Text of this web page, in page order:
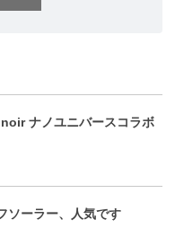
ナノユニバースコラボ
ソーラー、人気です